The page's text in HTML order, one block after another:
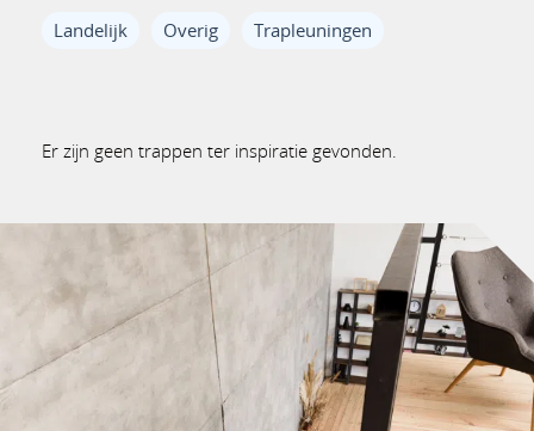
Landelijk Overig Trapleuningen
Er zijn geen trappen ter inspiratie gevonden.